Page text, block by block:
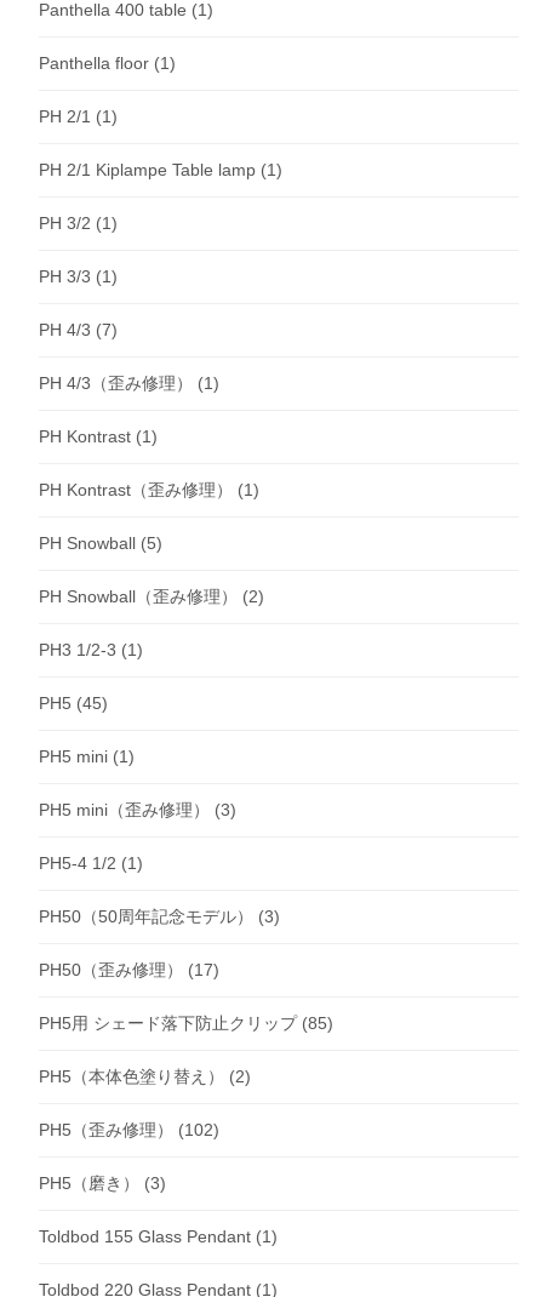
Panthella 400 table (1)
Panthella floor (1)
PH 2/1 (1)
PH 2/1 Kiplampe Table lamp (1)
PH 3/2 (1)
PH 3/3 (1)
PH 4/3 (7)
PH 4/3（歪み修理） (1)
PH Kontrast (1)
PH Kontrast（歪み修理） (1)
PH Snowball (5)
PH Snowball（歪み修理） (2)
PH3 1/2-3 (1)
PH5 (45)
PH5 mini (1)
PH5 mini（歪み修理） (3)
PH5-4 1/2 (1)
PH50（50周年記念モデル） (3)
PH50（歪み修理） (17)
PH5用 シェード落下防止クリップ(85)
PH5（本体色塗り替え） (2)
PH5（歪み修理） (102)
PH5（磨き） (3)
Toldbod 155 Glass Pendant (1)
Toldbod 220 Glass Pendant (1)